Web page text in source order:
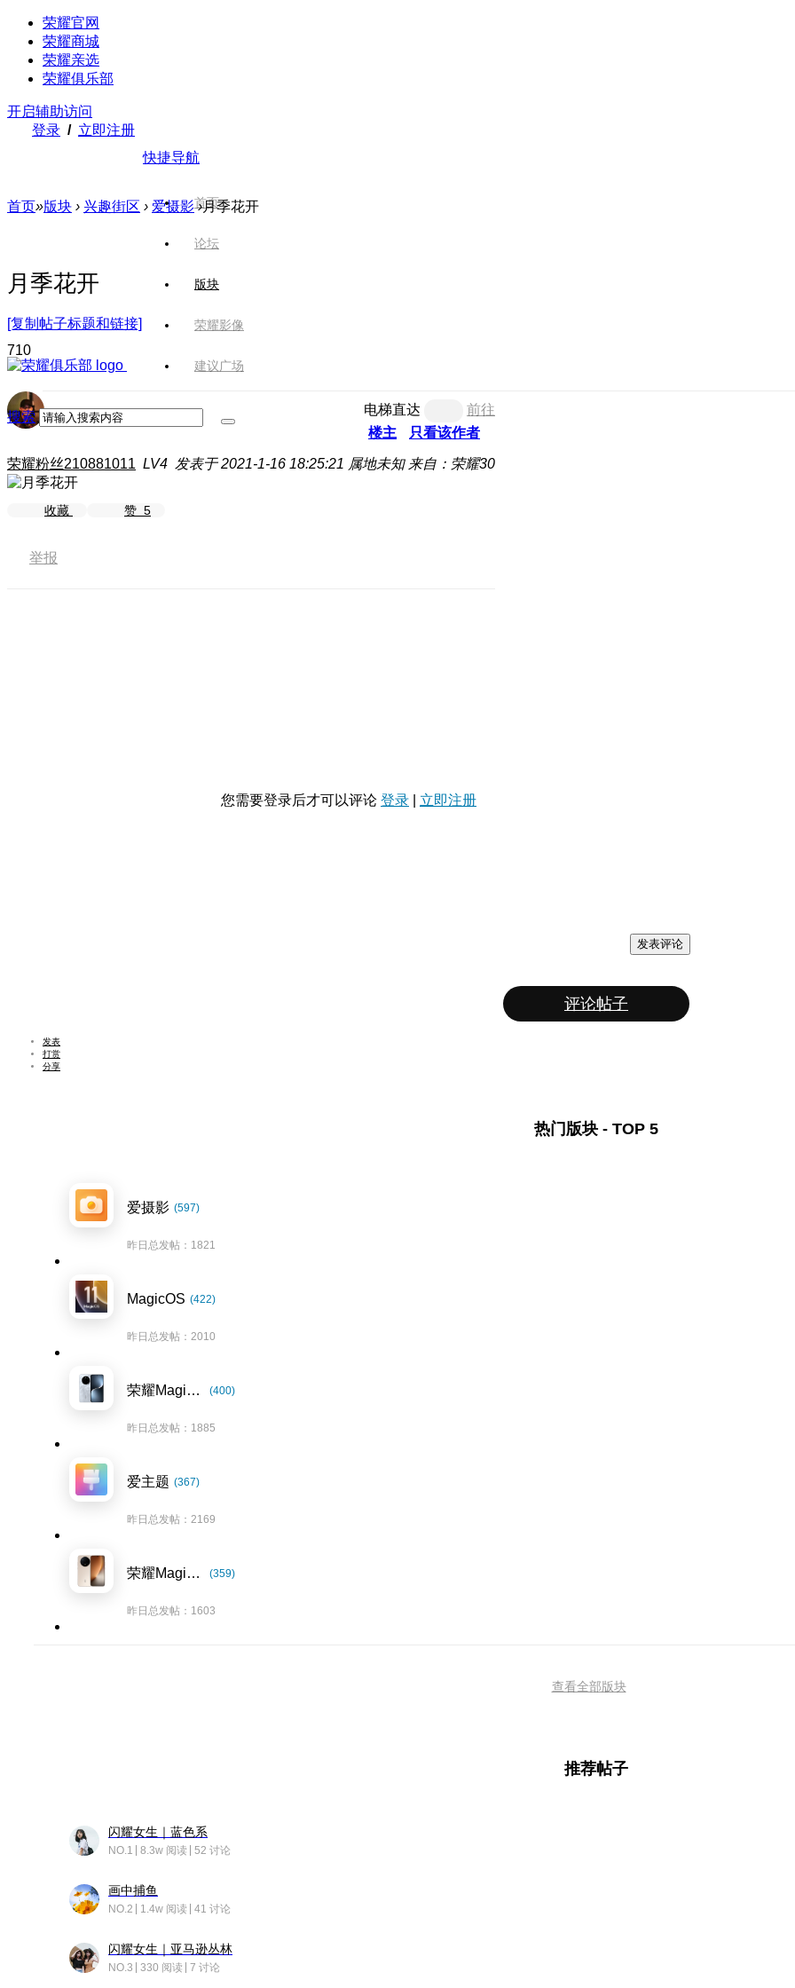
荣耀官网
荣耀商城
荣耀亲选
荣耀俱乐部
开启辅助访问
登录 / 立即注册
快捷导航
首页
论坛
版块
荣耀影像
建议广场
搜索
首页»版块 › 兴趣街区 › 爱摄影 ›月季花开
月季花开
[复制帖子标题和链接]
710
电梯直达
前往
楼主
只看该作者
荣耀粉丝210881011 LV4 发表于 2021-1-16 18:25:21 属地未知 来自：荣耀30
收藏 赞 5
举报
您需要登录后才可以评论 登录 立即注册
发表评论
评论帖子
发表
打赏
分享
热门版块 - TOP 5
爱摄影 (597)
昨日总发帖：1821
MagicOS (422)
昨日总发帖：2010
荣耀Magic7系列 (400)
昨日总发帖：1885
爱主题 (367)
昨日总发帖：2169
荣耀Magic8系列 (359)
昨日总发帖：1603
查看全部版块
推荐帖子
闪耀女生｜蓝色系
NO.1 8.3w 阅读 52 讨论
画中捕鱼
NO.2 1.4w 阅读 41 讨论
闪耀女生｜亚马逊丛林
NO.3 330 阅读 7 讨论